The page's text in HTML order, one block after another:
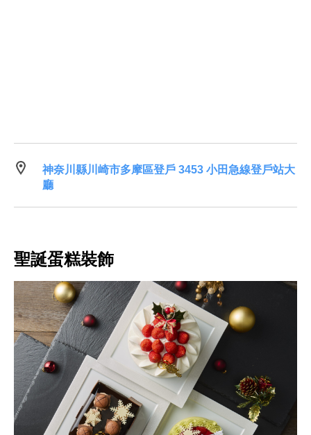
神奈川縣川崎市多摩區登戶 3453 小田急線登戶站大
廳
聖誕蛋糕裝飾